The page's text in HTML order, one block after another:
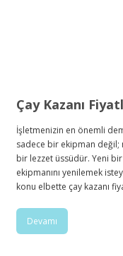
İşletmenizin en önemli
sadece bir ekipman
bir lezzet üssüdür. Yeni
ekipmanını yenilemek
konu elbette çay kazanı
Devamı